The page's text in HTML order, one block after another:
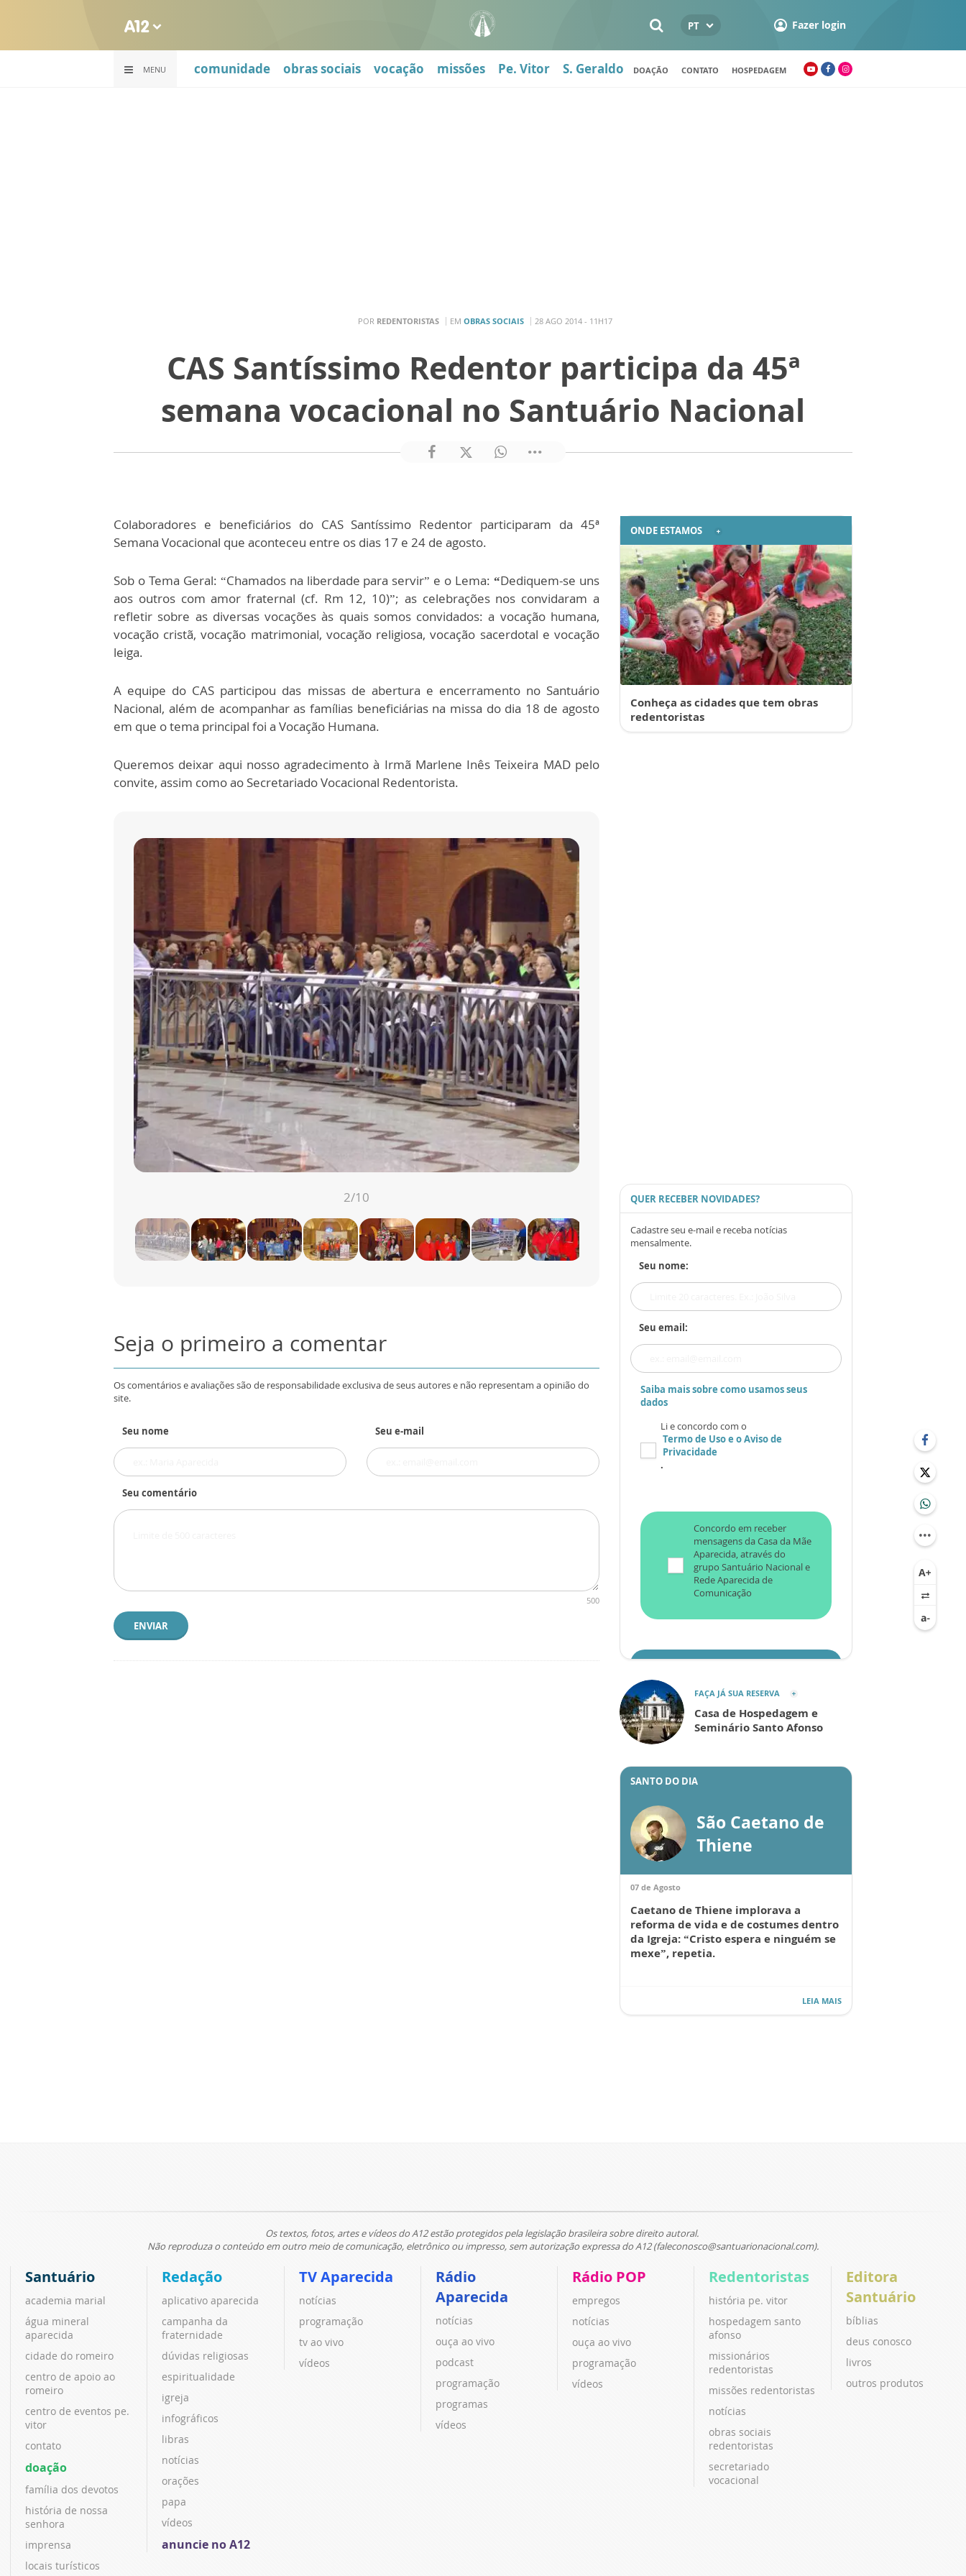
PT Fazer login
MENU comunidade obras sociais vocação missões Pe. Vitor S. Geraldo DOAÇÃO CONTATO HOSPEDAGEM
POR REDENTORISTAS EM OBRAS SOCIAIS 28 AGO 2014 - 11H17
CAS Santíssimo Redentor participa da 45ª
semana vocacional no Santuário Nacional
Colaboradores e beneficiários do CAS Santíssimo Redentor participaram da 45ª
Semana Vocacional que aconteceu entre os dias 17 e 24 de agosto.
Sob o Tema Geral: “Chamados na liberdade para servir” e o Lema:“Dediquem-se uns
aos outros com amor fraternal (cf. Rm 12, 10)”; as celebrações nos convidaram a
refletir sobre as diversas vocações às quais somos convidados: a vocação humana,
vocação cristã, vocação matrimonial, vocação religiosa, vocação sacerdotal e vocação
leiga.
A equipe do CAS participou das missas de abertura e encerramento no Santuário
Nacional, além de acompanhar as famílias beneficiárias na missa do dia 18 de agosto
em que o tema principal foi a Vocação Humana.
Queremos deixar aqui nosso agradecimento à Irmã Marlene Inês Teixeira MAD pelo
convite, assim como ao Secretariado Vocacional Redentorista.
2/10
Seja o primeiro a comentar
Os comentários e avaliações são de responsabilidade exclusiva de seus autores e não representam a opinião do
site.
Seu nome Seu e-mail
Seu comentário
500
ENVIAR
ONDE ESTAMOS
Conheça as cidades que tem obras
redentoristas
QUER RECEBER NOVIDADES?
Cadastre seu e-mail e receba notícias
mensalmente.
Seu nome:
Seu email:
Saiba mais sobre como usamos seus
dados
Li e concordo com o
Termo de Usoe oAviso de
Privacidade
.
Concordo em receber
mensagens da Casa da Mãe
Aparecida, através do
grupo Santuário Nacional e
Rede Aparecida de
Comunicação
ENVIAR
FAÇA JÁ SUA RESERVA
Casa de Hospedagem e
Seminário Santo Afonso
SANTO DO DIA
São Caetano de
Thiene
07 de Agosto
Caetano de Thiene implorava a
reforma de vida e de costumes dentro
da Igreja: “Cristo espera e ninguém se
mexe”, repetia.
LEIA MAIS
Os textos, fotos, artes e vídeos do A12 estão protegidos pela legislação brasileira sobre direito autoral.
Não reproduza o conteúdo em outro meio de comunicação, eletrônico ou impresso, sem autorização expressa do A12 (faleconosco@santuarionacional.com).
Santuário
academia marial
água mineral
aparecida
cidade do romeiro
centro de apoio ao
romeiro
centro de eventos pe.
vitor
contato
doação
família dos devotos
história de nossa
senhora
imprensa
locais turísticos
Redação
aplicativo aparecida
campanha da
fraternidade
dúvidas religiosas
espiritualidade
igreja
infográficos
libras
notícias
orações
papa
vídeos
anuncie no A12
TV Aparecida
notícias
programação
tv ao vivo
vídeos
Rádio
Aparecida
notícias
ouça ao vivo
podcast
programação
programas
vídeos
Rádio POP
empregos
notícias
ouça ao vivo
programação
vídeos
Redentoristas
história pe. vitor
hospedagem santo
afonso
missionários
redentoristas
missões redentoristas
notícias
obras sociais
redentoristas
secretariado
vocacional
Editora
Santuário
bíblias
deus conosco
livros
outros produtos